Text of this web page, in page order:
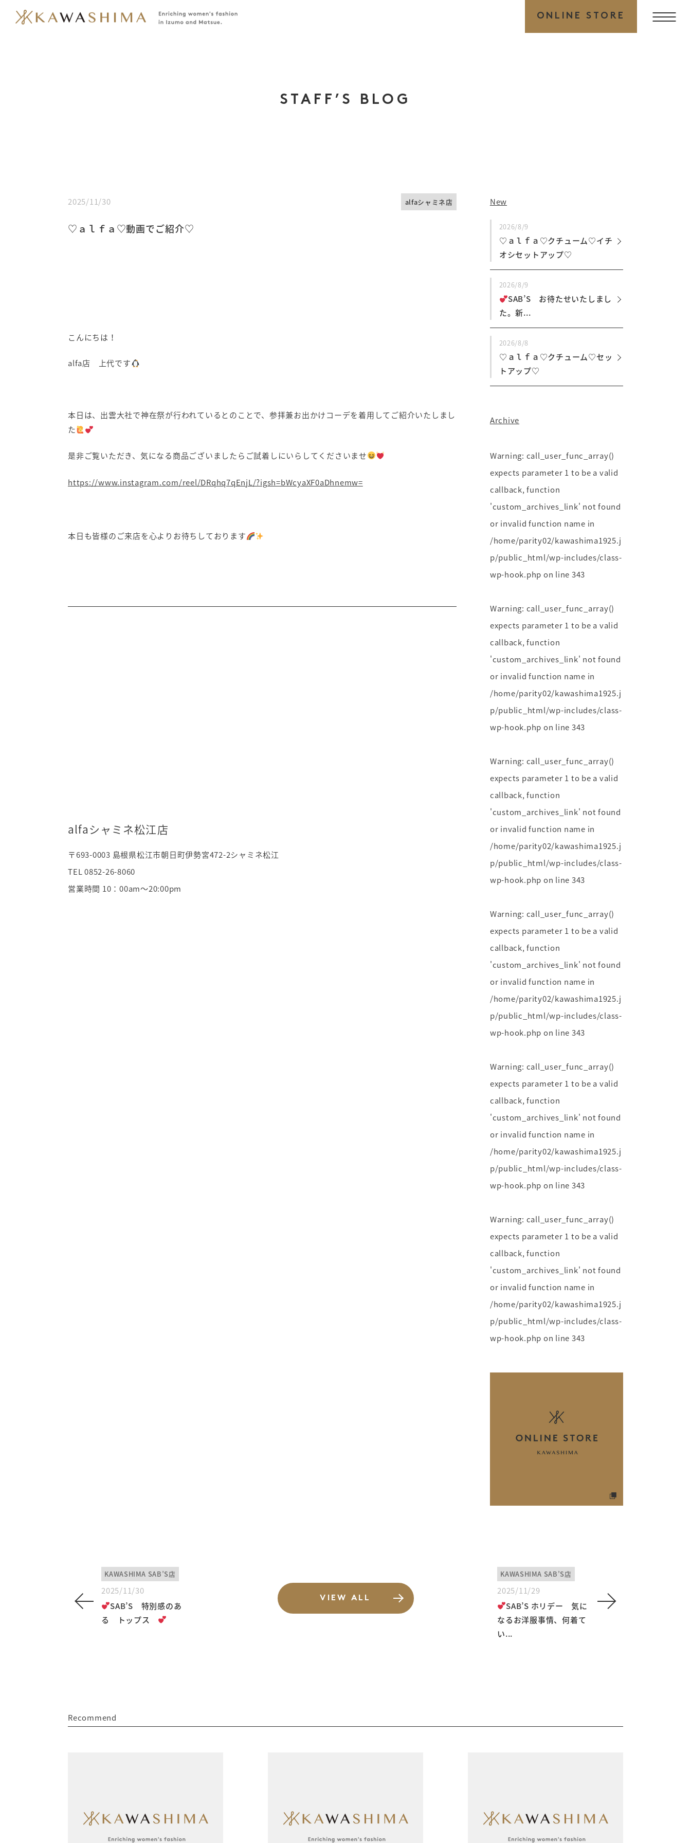
ONLINE STORE
STAFF’S BLOG
2025/11/30 alfaシャミネ店
♡ａｌｆａ♡動画でご紹介♡
こんにちは！
alfa店 上代です
本日は、出雲大社で神在祭が行われているとのことで、参拝兼お出かけコーデを着用してご紹介いたしまし
た
是非ご覧いただき、気になる商品ございましたらご試着しにいらしてくださいませ
https://www.instagram.com/reel/DRqhq7qEnjL/?igsh=bWcyaXF0aDhnemw=
本日も皆様のご来店を心よりお待ちしております
alfaシャミネ松江店
〒693-0003 島根県松江市朝日町伊勢宮472-2シャミネ松江
TEL 0852-26-8060
営業時間 10：00am～20:00pm
New
2026/8/9
♡ａｌｆａ♡クチューム♡イチ
オシセットアップ♡
2026/8/9
SAB’S お待たせいたしまし
た。新...
2026/8/8
♡ａｌｆａ♡クチューム♡セッ
トアップ♡
Archive
Warning: call_user_func_array()
expects parameter 1 to be a valid
callback, function
'custom_archives_link' not found
or invalid function name in
/home/parity02/kawashima1925.j
p/public_html/wp-includes/class-
wp-hook.php on line 343
Warning: call_user_func_array()
expects parameter 1 to be a valid
callback, function
'custom_archives_link' not found
or invalid function name in
/home/parity02/kawashima1925.j
p/public_html/wp-includes/class-
wp-hook.php on line 343
Warning: call_user_func_array()
expects parameter 1 to be a valid
callback, function
'custom_archives_link' not found
or invalid function name in
/home/parity02/kawashima1925.j
p/public_html/wp-includes/class-
wp-hook.php on line 343
Warning: call_user_func_array()
expects parameter 1 to be a valid
callback, function
'custom_archives_link' not found
or invalid function name in
/home/parity02/kawashima1925.j
p/public_html/wp-includes/class-
wp-hook.php on line 343
Warning: call_user_func_array()
expects parameter 1 to be a valid
callback, function
'custom_archives_link' not found
or invalid function name in
/home/parity02/kawashima1925.j
p/public_html/wp-includes/class-
wp-hook.php on line 343
Warning: call_user_func_array()
expects parameter 1 to be a valid
callback, function
'custom_archives_link' not found
or invalid function name in
/home/parity02/kawashima1925.j
p/public_html/wp-includes/class-
wp-hook.php on line 343
KAWASHIMA SAB’S店
2025/11/30
SAB’S 特別感のあ
る トップス
KAWASHIMA SAB’S店
2025/11/29
SAB’S ホリデー 気に
なるお洋服事情、何着て
い...
VIEW ALL
Recommend